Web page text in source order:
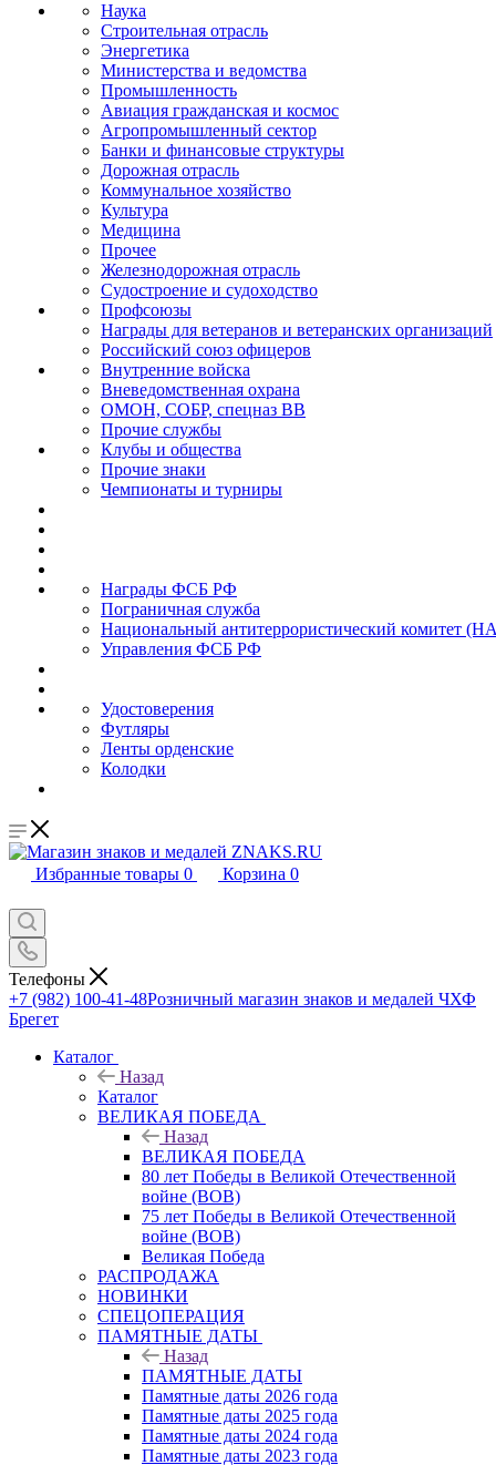
Наука
Строительная отрасль
Энергетика
Министерства и ведомства
Промышленность
Авиация гражданская и космос
Агропромышленный сектор
Банки и финансовые структуры
Дорожная отрасль
Коммунальное хозяйство
Культура
Медицина
Прочее
Железнодорожная отрасль
Судостроение и судоходство
Профсоюзы
Награды для ветеранов и ветеранских организаций
Российский союз офицеров
Внутренние войска
Вневедомственная охрана
ОМОН, СОБР, спецназ ВВ
Прочие службы
Клубы и общества
Прочие знаки
Чемпионаты и турниры
Награды ФСБ РФ
Пограничная служба
Национальный антитеррористический комитет
Управления ФСБ РФ
Удостоверения
Футляры
Ленты орденские
Колодки
Избранные товары 0 Корзина 0
Телефоны
+7 (982) 100-41-48Розничный магазин знаков и медалей ЧХФ
Брегет
Каталог
Назад
Каталог
ВЕЛИКАЯ ПОБЕДА
Назад
ВЕЛИКАЯ ПОБЕДА
80 лет Победы в Великой Отечественной
войне (ВОВ)
75 лет Победы в Великой Отечественной
войне (ВОВ)
Великая Победа
РАСПРОДАЖА
НОВИНКИ
СПЕЦОПЕРАЦИЯ
ПАМЯТНЫЕ ДАТЫ
Назад
ПАМЯТНЫЕ ДАТЫ
Памятные даты 2026 года
Памятные даты 2025 года
Памятные даты 2024 года
Памятные даты 2023 года